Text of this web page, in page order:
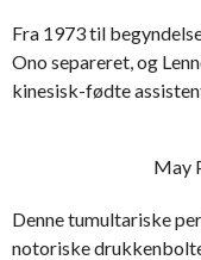
Fra 1973 til
Ono separeret, og
kinesisk-fødte
May
Denne tumultariske
notoriske